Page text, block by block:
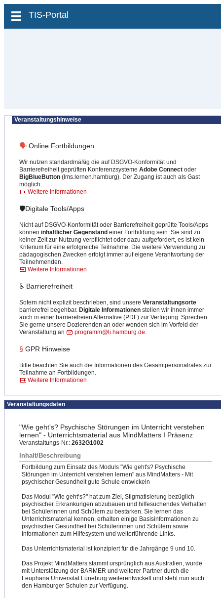
zum Inhalt wechseln
TIS-Portal
Veranstaltungshinweise
🗣 Online Fortbildungen
Wir nutzen standardmäßig die auf DSGVO-Konformität und
Barrierefreiheit geprüften Konferenzsysteme Adobe Connect oder
BigBlueButton (lms.lernen.hamburg). Der Zugang ist auch als Gast
möglich.
Weitere Informationen
🛡️Digitale Tools/Apps
Nicht auf DSGVO-Konformität oder Barrierefreiheit geprüfte Tools/Apps
können inhaltlicher Gegenstand einer Fortbildung sein. Sie sind zu
keiner Zeit zur Nutzung verpflichtet oder dazu aufgefordert, es ist kein
Kriterium für eine erfolgreiche Teilnahme. Die weitere Verwendung zu
pädagogischen Zwecken erfolgt immer auf eigene Verantwortung der
Teilnehmenden.
Weitere Informationen
♿ Barrierefreiheit
Sofern nicht explizit beschrieben, sind unsere Veranstaltungsorte
barrierefrei begehbar. Digitale Informationen stellen wir ihnen immer
auch in einer barrierefreien Alternative (PDF) zur Verfügung. Sprechen
Sie gerne unsere Dozierenden an oder wenden sich im Vorfeld der
Veranstaltung an
programm@li.hamburg.de.
§ GPR Hinweise
Bitte beachten Sie auch die Informationen des Gesamtpersonalrates zur
Teilnahme an Fortbildungen.
Weitere Informationen
Veranstaltungsdaten
"Wie geht's? Psychische Störungen im Unterricht verstehen
lernen" - Unterrichtsmaterial aus MindMatters I Präsenz
Veranstaltungs-Nr.: 2632G1002
Inhalt/Beschreibung
Fortbildung zum Einsatz des Moduls "Wie geht's? Psychische
Störungen im Unterricht verstehen lernen" aus MindMatters - Mit
psychischer Gesundheit gute Schule entwickeln
Das Modul "Wie geht‘s?" hat zum Ziel, Stigmatisierung bezüglich
psychischer Erkrankungen abzubauen und hilfesuchendes Verhalten
bei Schülerinnen und Schülern zu bestärken. Sie lernen das
Unterrichtsmaterial kennen, erhalten einige Basisinformationen zu
psychischer Gesundheit bei Schülerinnen und Schülern sowie
Informationen zum Hilfesystem und weiterführende Links.
Das Unterrichtsmaterial ist konzipiert für die Jahrgänge 9 und 10.
Das Projekt MindMatters stammt ursprünglich aus Australien, wurde
mit Unterstützung der BARMER und weiterer Partner durch die
Leuphana Universität Lüneburg weiterentwickelt und steht nun auch
den Hamburger Schulen zur Verfügung.